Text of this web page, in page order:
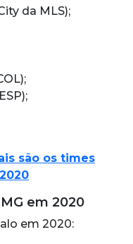
da MLS);
são os times
em 2020
em 2020: